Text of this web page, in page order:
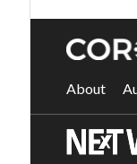
About